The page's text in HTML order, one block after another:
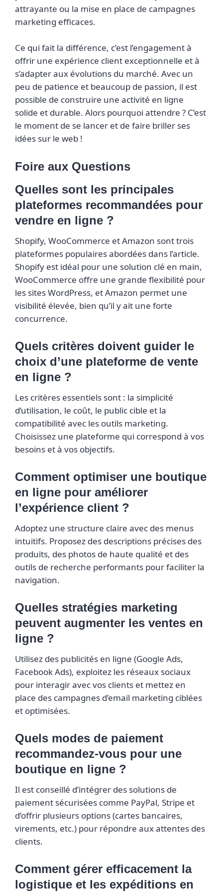
attrayante ou la mise en place de campagnes
marketing efficaces.
Ce qui fait la différence, c’est l’engagement à
offrir une expérience client exceptionnelle et à
s’adapter aux évolutions du marché. Avec un
peu de patience et beaucoup de passion, il est
possible de construire une activité en ligne
solide et durable. Alors pourquoi attendre ? C’est
le moment de se lancer et de faire briller ses
idées sur le web !
Foire aux Questions
Quelles sont les principales
plateformes recommandées pour
vendre en ligne ?
Shopify, WooCommerce et Amazon sont trois
plateformes populaires abordées dans l’article.
Shopify est idéal pour une solution clé en main,
WooCommerce offre une grande flexibilité pour
les sites WordPress, et Amazon permet une
visibilité élevée, bien qu’il y ait une forte
concurrence.
Quels critères doivent guider le
choix d’une plateforme de vente
en ligne ?
Les critères essentiels sont : la simplicité
d’utilisation, le coût, le public cible et la
compatibilité avec les outils marketing.
Choisissez une plateforme qui correspond à vos
besoins et à vos objectifs.
Comment optimiser une boutique
en ligne pour améliorer
l’expérience client ?
Adoptez une structure claire avec des menus
intuitifs. Proposez des descriptions précises des
produits, des photos de haute qualité et des
outils de recherche performants pour faciliter la
navigation.
Quelles stratégies marketing
peuvent augmenter les ventes en
ligne ?
Utilisez des publicités en ligne (Google Ads,
Facebook Ads), exploitez les réseaux sociaux
pour interagir avec vos clients et mettez en
place des campagnes d’email marketing ciblées
et optimisées.
Quels modes de paiement
recommandez-vous pour une
boutique en ligne ?
Il est conseillé d’intégrer des solutions de
paiement sécurisées comme PayPal, Stripe et
d’offrir plusieurs options (cartes bancaires,
virements, etc.) pour répondre aux attentes des
clients.
Comment gérer efficacement la
logistique et les expéditions en